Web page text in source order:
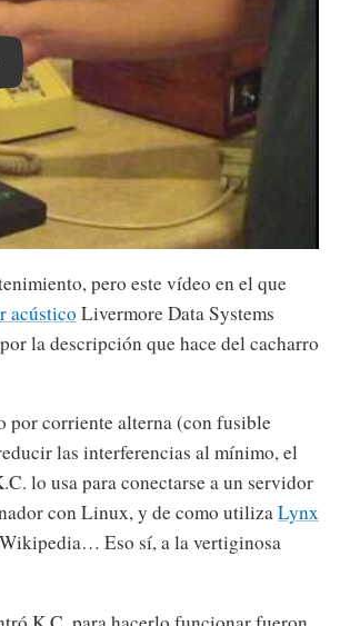
pero este vídeo en el que
acústico Livermore Data Systems
la descripción que hace del cacharro
por corriente alterna (con fusible
las interferencias al mínimo, el
lo usa para conectarse a un servidor
con Linux, y de como utilizaLynx
Eso sí, a la vertiginosa